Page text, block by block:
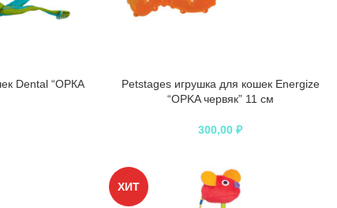
Dental “ОРКА
Petstages игрушка для кошек Energize
“ОPKA червяк” 11 см
300,00₽
ХИТ